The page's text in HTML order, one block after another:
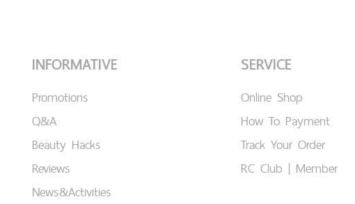
INFORMATIVE
Promotions
Q&A
Beauty Hacks
Reviews
News&Activities
SERVICE
Online Shop
How To Payment
Track Your Order
RC Club | Member